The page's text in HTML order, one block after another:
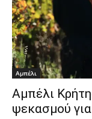
Αμπέλι
Αμπέλι
ψεκασμού για